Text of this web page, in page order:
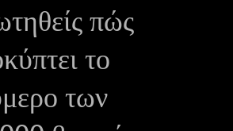
πώς
το
των